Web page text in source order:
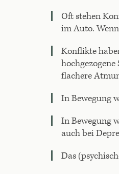
Oft stehen
im Auto.
Konflikte
flachere
In Bewegung
In Bewegung
auch bei
Das